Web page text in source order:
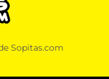
moriste estoy
Sopitas.com